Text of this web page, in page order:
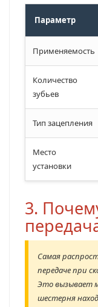
Параметр
Применяемость
Количество
зубьев
Тип зацепления
Место
установки
3.
Самая
передаче при
Это вызывает
шестерня